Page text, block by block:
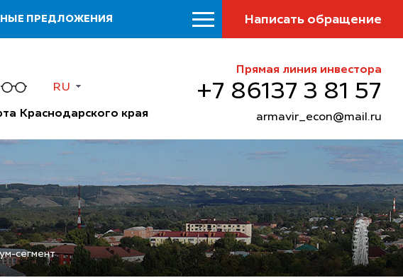
ПРЕДЛОЖЕНИЯ Написать обращение
RU
Краснодарского края
Прямая линия инвестора
+7 86137 3 81 57
armavir_econ@mail.ru
сегмент